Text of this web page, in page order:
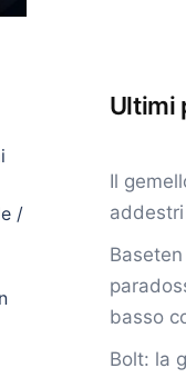
/
Ultimi
Il
basso
Bolt: la